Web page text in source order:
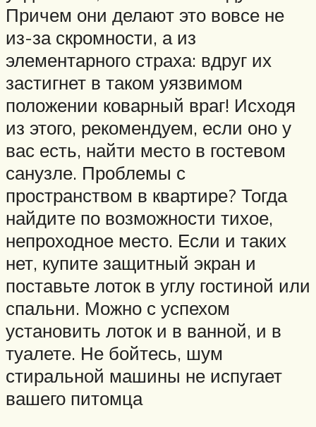
Причем они делают это вовсе не
из-за скромности, а из
элементарного страха: вдруг их
застигнет в таком уязвимом
положении коварный враг! Исходя
из этого, рекомендуем, если оно у
вас есть, найти место в гостевом
санузле. Проблемы с
пространством в квартире? Тогда
найдите по возможности тихое,
непроходное место. Если и таких
нет, купите защитный экран и
поставьте лоток в углу гостиной или
спальни. Можно с успехом
установить лоток и в ванной, и в
туалете. Не бойтесь, шум
стиральной машины не испугает
вашего питомца